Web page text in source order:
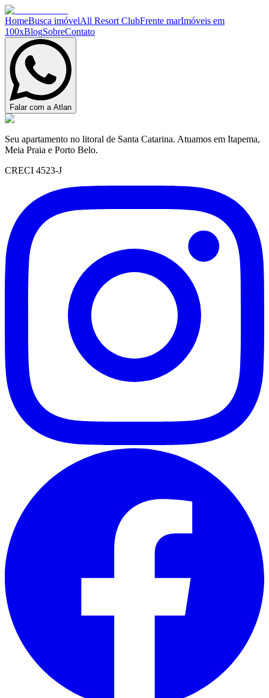
HomeBusca imóvelAll Resort ClubFrente marImóveis em
100xBlogSobreContato
Falar com a Atlan
Seu apartamento no litoral de Santa Catarina. Atuamos em Itapema,
Meia Praia e Porto Belo.
CRECI 4523-J